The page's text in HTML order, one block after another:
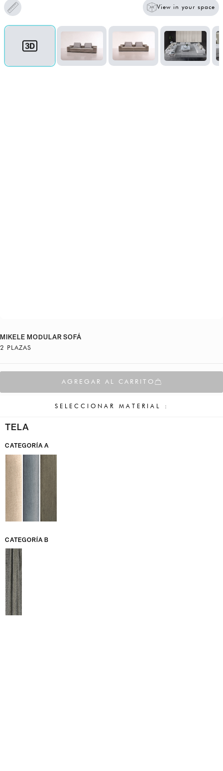
View in your space
MIKELE MODULAR SOFÁ
2 PLAZAS
AGREGAR AL CARRITO
SELECCIONAR MATERIAL :
TELA
CATEGORÍA A
CATEGORÍA B